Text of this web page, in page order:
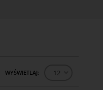
WYŚWIETLAJ: 12